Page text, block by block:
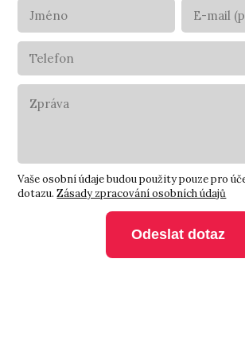
Vaše osobní údaje budou použity pouze pro
dotazu. Zásady zpracování osobních údajů
Odeslat dotaz